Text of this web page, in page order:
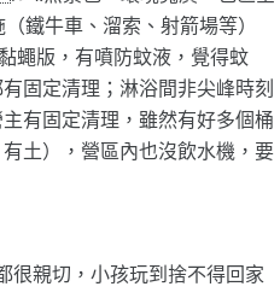
鐵牛車、溜索、射箭場等）
蠅版，有噴防蚊液，覺得蚊
固定清理；淋浴間非尖峰時刻
有固定清理，雖然有好多個桶
土），營區內也沒飲水機，要
很親切，小孩玩到捨不得回家